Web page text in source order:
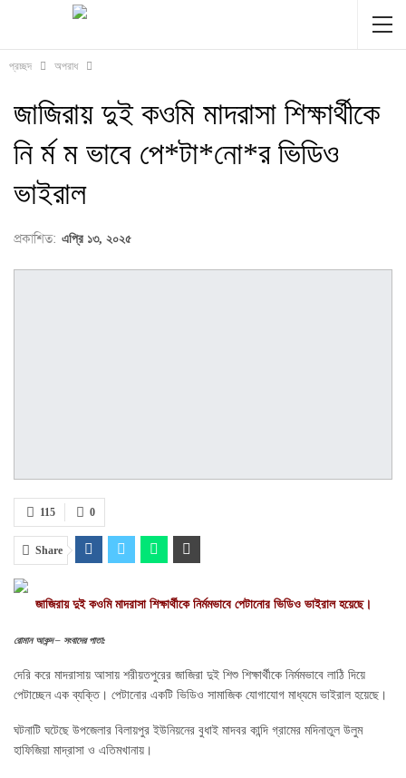
প্রচ্ছদ অপরাধ
জাজিরায় দুই কওমি মাদরাসা শিক্ষার্থীকে
নি র্ম ম ভাবে পে*টা*নো*র ভিডিও
ভাইরাল
প্রকাশিত: এপ্রি ১৩, ২০২৫
0
115
Share
জাজিরায় দুই কওমি মাদরাসা শিক্ষার্থীকে নির্মমভাবে পেটানোর ভিডিও ভাইরাল হয়েছে।
রোমান আকন্দ – সংবাদের পাতা:
দেরি করে মাদরাসায় আসায় শরীয়তপুরের জাজিরা দুই শিশু শিক্ষার্থীকে নির্মমভাবে লাঠি দিয়ে
পেটাচ্ছেন এক ব্যক্তি। পেটানোর একটি ভিডিও সামাজিক যোগাযোগ মাধ্যমে ভাইরাল হয়েছে।
ঘটনাটি ঘটেছে উপজেলার বিলায়পুর ইউনিয়নের বুধাই মাদবর কান্দি গ্রামের মদিনাতুল উলুম
হাফিজিয়া মাদ্রাসা ও এতিমখানায়।